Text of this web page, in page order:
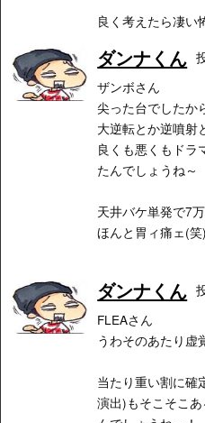
良く考えたら凄い
ダンナくん
ザンボさん
尖った台でしたか
大逆転とか逆噴射
良くも悪くもドラ
たんでしょうね～
天井バケ単発で7
ほんと胃ィ痛ェ(笑)
ダンナくん
FLEAさん
うわそのあたり虚
当たり重い割に確
演出)もそこそこ